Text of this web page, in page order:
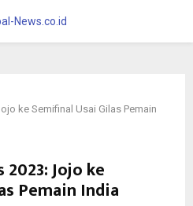
ke Semifinal Usai Gilas Pemain
Jojo ke
Pemain India